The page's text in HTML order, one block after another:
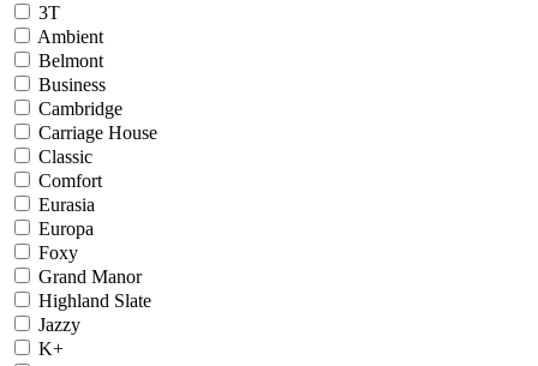
3T
Ambient
Belmont
Business
Cambridge
Carriage House
Classic
Comfort
Eurasia
Europa
Foxy
Grand Manor
Highland Slate
Jazzy
K+